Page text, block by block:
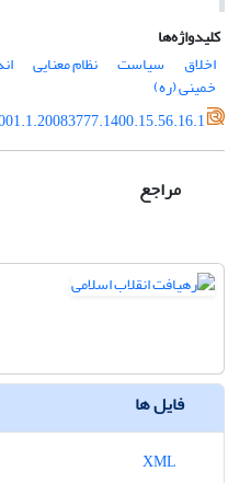
کلیدواژه‌ها
اخلاق
سیاست نظام معنایی
خمینی (ره)
مراجع
فایل ها